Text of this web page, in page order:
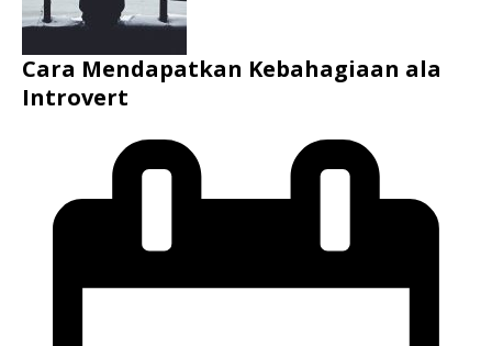
Cara Mendapatkan Kebahagiaan ala
Introvert